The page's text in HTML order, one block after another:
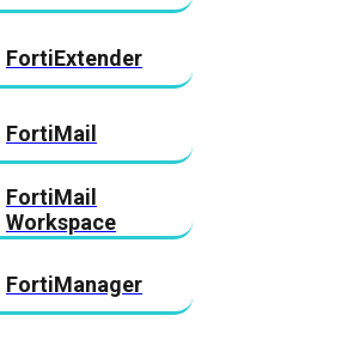
FortiExtender
FortiMail
FortiMail
Workspace
FortiManager